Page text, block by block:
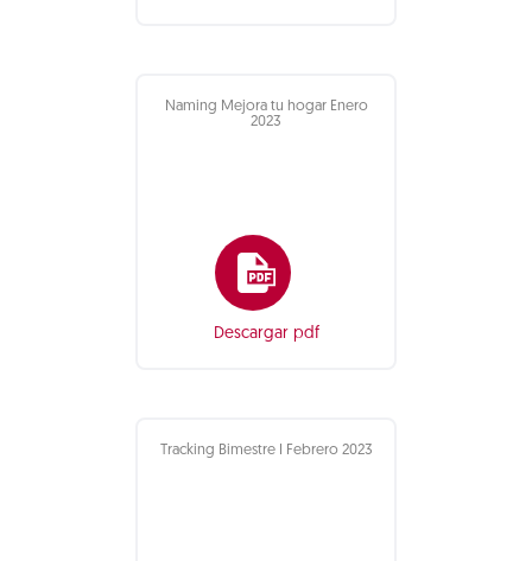
Naming Mejora tu hogar Enero
2023
Descargar pdf
Tracking Bimestre I Febrero 2023